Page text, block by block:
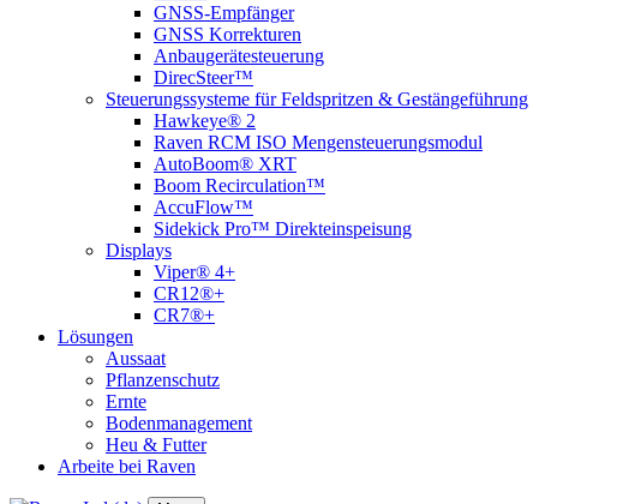
GNSS-Empfänger
GNSS Korrekturen
Anbaugerätesteuerung
DirecSteer™
Steuerungssysteme für Feldspritzen & Gestängeführung
Hawkeye® 2
Raven RCM ISO Mengensteuerungsmodul
AutoBoom® XRT
Boom Recirculation™
AccuFlow™
Sidekick Pro™ Direkteinspeisung
Displays
Viper® 4+
CR12®+
CR7®+
Lösungen
Aussaat
Pflanzenschutz
Ernte
Bodenmanagement
Heu & Futter
Arbeite bei Raven